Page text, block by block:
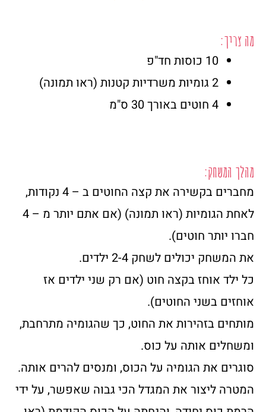
מה צריך:
10 כוסות חד"פ
2 גומיות משרדיות קטנות (ראו תמונה)
4 חוטים באורך 30 ס"מ
מהלך המשחק:
מחברים בקשירה את קצה החוטים ב – 4 נקודות,
לאחת הגומיות (ראו תמונה) (אם אתם יותר מ – 4
חברו יותר חוטים).
את המשחק יכולים לשחק 2-4 ילדים.
כל ילד אוחז בקצה חוט (אם רק שני ילדים אז
אוחזים בשני החוטים).
מותחים בזהירות את החוט, כך שהגומיה מתרחבת,
ומשחלים אותה על כוס.
סוגרים את הגומיה על הכוס, ומנסים להרים אותה.
המטרה ליצור את המגדל הכי גבוה שאפשר, על ידי